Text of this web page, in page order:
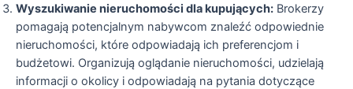
Wyszukiwanie nieruchomości dla kupujących: Brokerzy
pomagają potencjalnym nabywcom znaleźć odpowiednie
nieruchomości, które odpowiadają ich preferencjom i
budżetowi. Organizują oglądanie nieruchomości, udzielają
informacji o okolicy i odpowiadają na pytania dotyczące